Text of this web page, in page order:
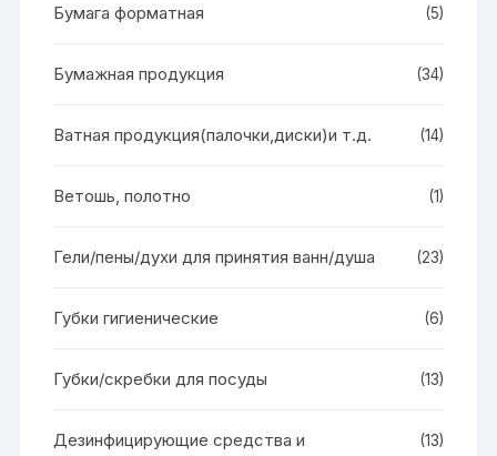
Бумага форматная (5)
Бумажная продукция (34)
Ватная продукция(палочки,диски)и т.д. (14)
Ветошь, полотно (1)
Гели/пены/духи для принятия ванн/душа (23)
Губки гигиенические (6)
Губки/скребки для посуды (13)
Дезинфицирующие средства и
(13)